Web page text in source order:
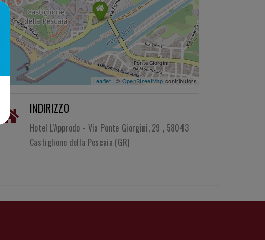
Leaflet | © OpenStreetMap contributors
INDIRIZZO
Hotel L’Approdo - Via Ponte Giorgini, 29 , 58043
Castiglione della Pescaia (GR)